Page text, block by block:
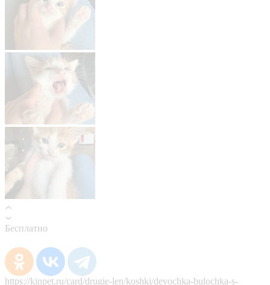
Бесплатно
https://kinpet.ru/card/drugie-len/koshki/devochka-bulochka-s-